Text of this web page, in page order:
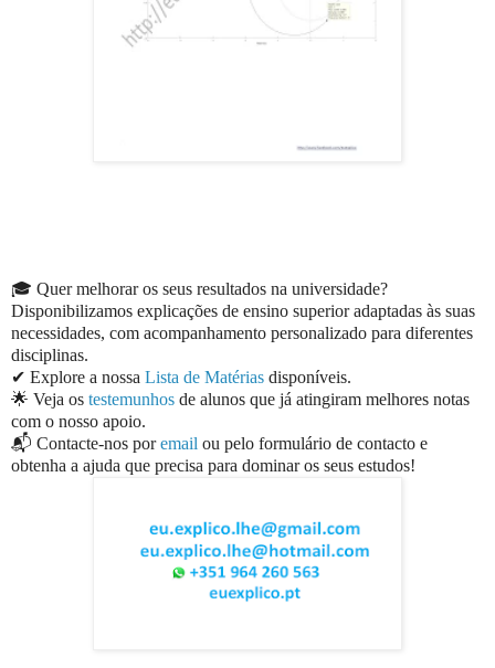
🎓 Quer melhorar os seus resultados na universidade?
Disponibilizamos explicações de ensino superior adaptadas às suas
necessidades, com acompanhamento personalizado para diferentes
disciplinas.
✔ Explore a nossa Lista de Matérias disponíveis.
🌟 Veja os testemunhos de alunos que já atingiram melhores notas
com o nosso apoio.
📬 Contacte-nos poremail ou pelo formulário de contacto e
obtenha a ajuda que precisa para dominar os seus estudos!